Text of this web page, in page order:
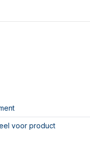
voor product